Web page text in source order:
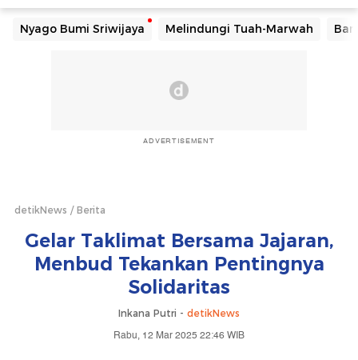
Nyago Bumi Sriwijaya Melindungi Tuah-Marwah
ADVERTISEMENT
detikNews Berita
Gelar Taklimat Bersama Jajaran,
Menbud Tekankan Pentingnya
Solidaritas
Inkana Putri - detikNews
Rabu, 12 Mar 2025 22:46 WIB